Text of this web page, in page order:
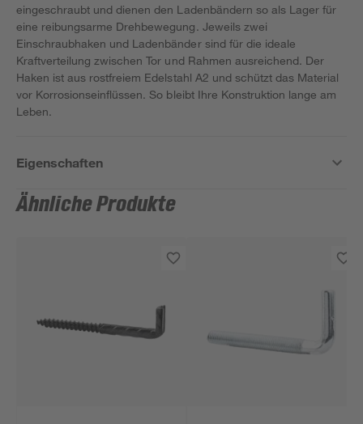
eingeschraubt und dienen den Ladenbändern so als Lager für
eine reibungsarme Drehbewegung. Jeweils zwei
Einschraubhaken und Ladenbänder sind für die ideale
Kraftverteilung zwischen Tor und Rahmen ausreichend. Der
Haken ist aus rostfreiem Edelstahl A2 und schützt das Material
vor Korrosionseinflüssen. So bleibt Ihre Konstruktion lange am
Leben.
Eigenschaften
Ähnliche Produkte